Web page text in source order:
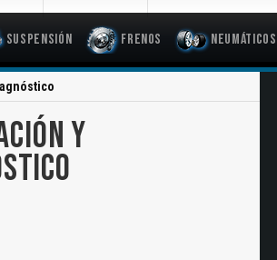
Suspensión Frenos Neumáticos
Y